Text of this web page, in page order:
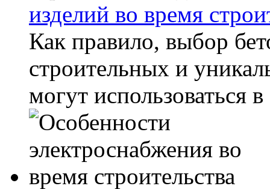
изделий во время
Как правило, выбор
строительных и
могут использоваться